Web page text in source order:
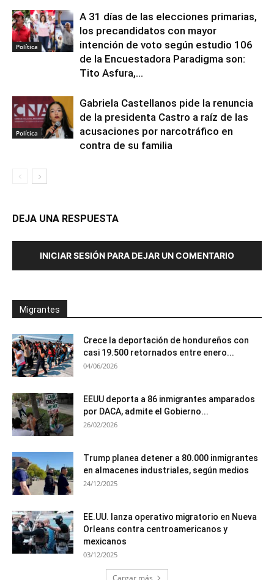
Política
A 31 días de las elecciones primarias,
los precandidatos con mayor
intención de voto según estudio 106
de la Encuestadora Paradigma son:
Tito Asfura,...
Política
Gabriela Castellanos pide la renuncia
de la presidenta Castro a raíz de las
acusaciones por narcotráfico en
contra de su familia
DEJA UNA RESPUESTA
INICIAR SESIÓN PARA DEJAR UN COMENTARIO
Migrantes
Crece la deportación de hondureños con
casi 19.500 retornados entre enero...
04/06/2026
EEUU deporta a 86 inmigrantes amparados
por DACA, admite el Gobierno...
26/02/2026
Trump planea detener a 80.000 inmigrantes
en almacenes industriales, según medios
24/12/2025
EE.UU. lanza operativo migratorio en Nueva
Orleans contra centroamericanos y
mexicanos
03/12/2025